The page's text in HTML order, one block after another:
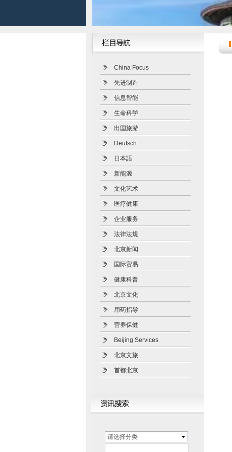
China Focus
先进制造
信息智能
生命科学
出国旅游
Deutsch
日本語
新能源
文化艺术
医疗健康
企业服务
法律法规
北京新闻
国际贸易
健康科普
北京文化
用药指导
营养保健
Beijing Services
北京文旅
首都北京
请选择分类